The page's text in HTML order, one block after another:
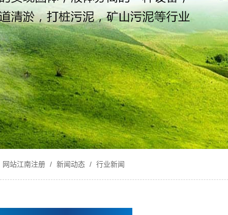
网站江南注册 / 新闻动态 / 行业新闻